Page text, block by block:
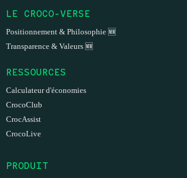
LE CROCO-VERSE
Positionnement & Philosophie 🆕
Transparence & Valeurs 🆕
RESSOURCES
Calculateur d'économies
CrocoClub
CrocAssist
CrocoLive
PRODUIT